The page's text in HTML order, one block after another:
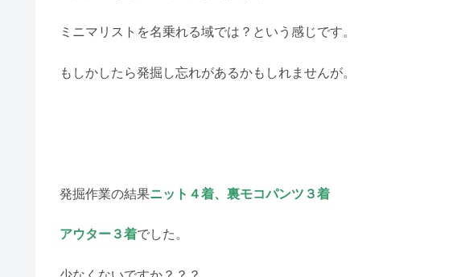
ミニマリストを名乗れる域では？という感じです。
もしかしたら発掘し忘れがあるかもしれませんが。
発掘作業の結果ニット４着、裏モコパンツ３着
アウター３着でした。